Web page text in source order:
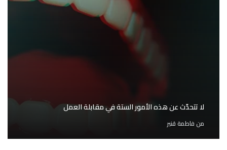
لا تتحدّث عن هذه الأمور الستة في مقابلة العمل
من فاطمة قنبر